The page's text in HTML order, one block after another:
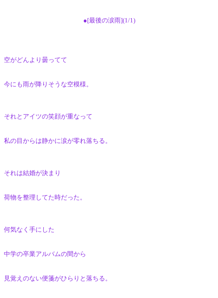
●[最後の涙雨](1/1)
空がどんより曇ってて
今にも雨が降りそうな空模様。
それとアイツの笑顔が重なって
私の目からは静かに涙が零れ落ちる。
それは結婚が決まり
荷物を整理してた時だった。
何気なく手にした
中学の卒業アルバムの間から
見覚えのない便箋がひらりと落ちる。